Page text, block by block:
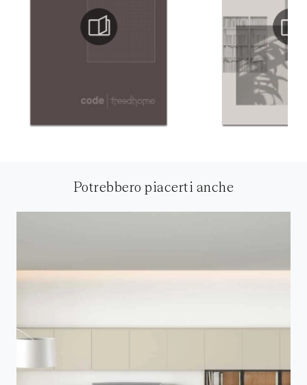
Potrebbero piacerti anche